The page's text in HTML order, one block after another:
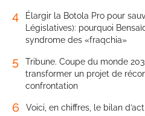
4
Élargir la Botola Pro pour
Législatives): pourquoi
syndrome des «fraqchia»
5
Tribune. Coupe du monde
transformer un projet de
confrontation
6 Voici, en chiffres, le bilan